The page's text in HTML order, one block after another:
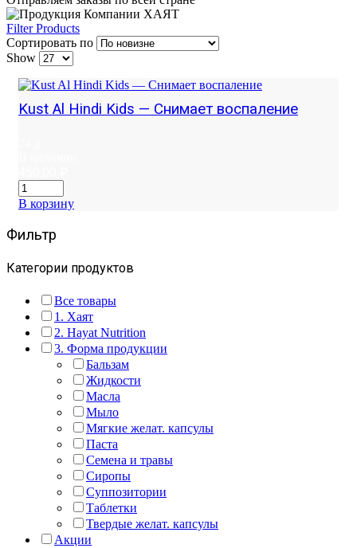
Filter Products
Сортировать по
Show
Kust Al Hindi Kids — Снимает воспаление
В корзину
Фильтр
Категории продуктов
Все товары
1. Хаят
2. Hayat Nutrition
3. Форма продукции
Бальзам
Жидкости
Масла
Мыло
Мягкие желат. капсулы
Паста
Семена и травы
Сиропы
Суппозитории
Таблетки
Твердые желат. капсулы
Акции